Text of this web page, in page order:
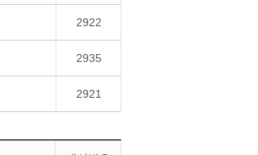
2922
2935
2921